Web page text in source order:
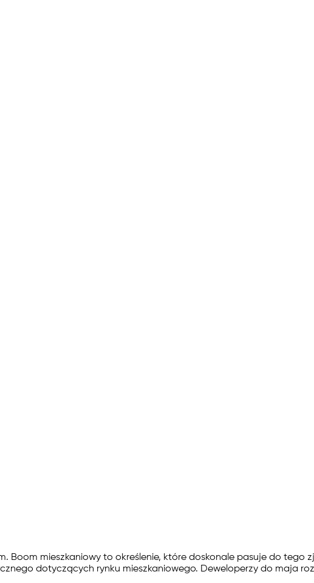
Boom mieszkaniowy to określenie, które doskonale pasuje do tego
dotyczących rynku mieszkaniowego. Deweloperzy do maja